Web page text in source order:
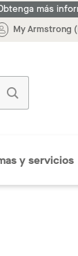
más
My Armstrong
y servicios